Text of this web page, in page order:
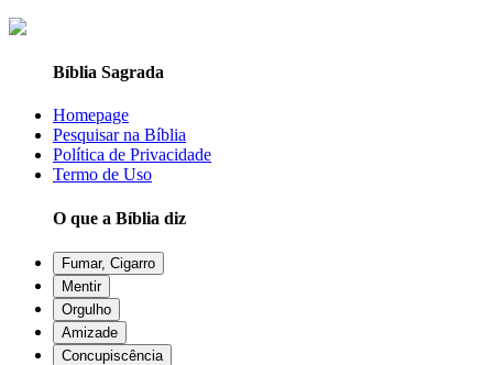
Bíblia Sagrada
Homepage
Pesquisar na Bíblia
Política de Privacidade
Termo de Uso
O que a Bíblia diz
Fumar, Cigarro
Mentir
Orgulho
Amizade
Concupiscência